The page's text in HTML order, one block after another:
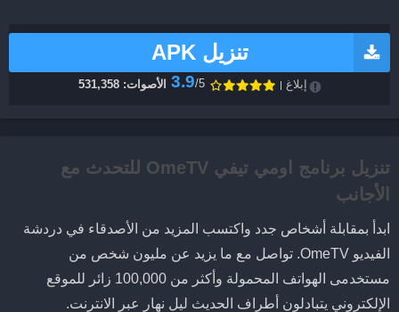
تنزيل APK
إبلاغ 3.9/5 الأصوات: 531,358
تنزيل برنامج اومي تيفي OmeTV للتحدث مع
الأجانب
ابدأ بمقابلة أشخاص جدد واكتسب المزيد من الأصدقاء في دردشة
الفيديو OmeTV. تواصل مع ما يزيد عن مليون شخص من
مستخدمى الهواتف المحمولة وأكثر من 100,000 زائر للموقع
الإلكتروني يتبادلون أطراف الحديث ليل نهار عبر الانترنت.